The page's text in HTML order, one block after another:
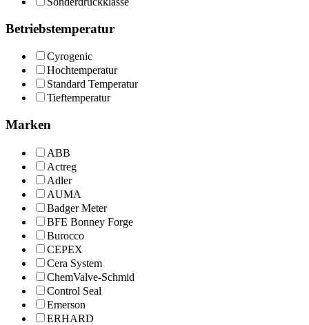
Betriebstemperatur
Cyrogenic
Hochtemperatur
Standard Temperatur
Tieftemperatur
Marken
ABB
Actreg
Adler
AUMA
Badger Meter
BFE Bonney Forge
Burocco
CEPEX
Cera System
ChemValve-Schmid
Control Seal
Emerson
ERHARD